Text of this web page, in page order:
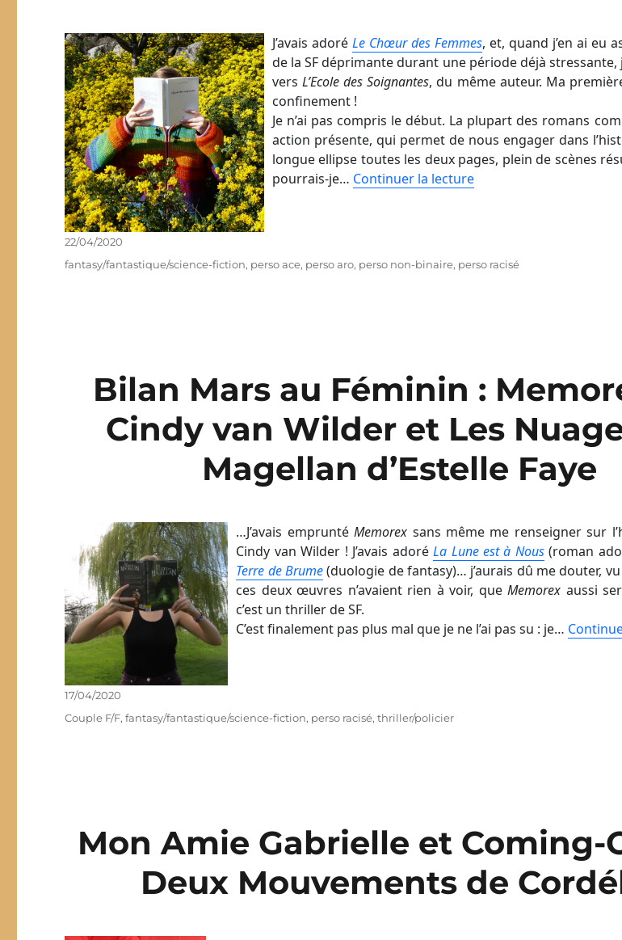
J’avais adoré Le Chœur des Femmes, et, quand j’en ai eu
de la SF déprimante durant une période déjà
vers L’Ecole des Soignantes, du même auteur. Ma
confinement !
Je n’ai pas compris le début. La plupart des romans
action présente, qui permet de nous engager dans
longue ellipse toutes les deux pages, plein de scènes
pourrais-je… Continuer la lecture
Publié
le
22/04/2020
Étiquettes
fantasy/fantastique/science-fiction, perso ace, perso aro, perso non-binaire, perso racisé
Bilan Mars au Féminin :
Cindy van Wilder et Les
Magellan d’Estelle Faye
…J’avais empruntéMemorex sans même me renseigner sur
Cindy van Wilder ! J’avais adoréLa Lune est à Nous(roman
Terre de Brume(duologie de fantasy)… j’aurais dû me douter, vu
ces deux œuvres n’avaient rien à voir, queMemorex aussi
c’est un thriller de SF.
C’est finalement pas plus mal que je ne l’ai pas su : je…
Publié
le
17/04/2020
Étiquettes
Couple F/F,fantasy/fantastique/science-fiction, perso racisé,thriller/policier
Mon Amie Gabrielle et Coming-
Deux Mouvements de